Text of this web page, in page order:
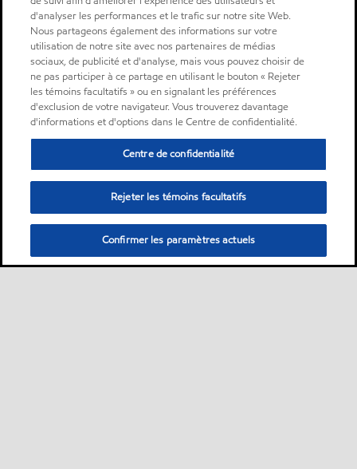
d'analyser les performances et le trafic sur notre site Web.
Nous partageons également des informations sur votre
utilisation de notre site avec nos partenaires de médias
sociaux, de publicité et d'analyse, mais vous pouvez choisir de
ne pas participer à ce partage en utilisant le bouton « Rejeter
les témoins facultatifs » ou en signalant les préférences
d'exclusion de votre navigateur. Vous trouverez davantage
d'informations et d'options dans le Centre de confidentialité.
Centre de confidentialité
Rejeter les témoins facultatifs
Confirmer les paramètres actuels